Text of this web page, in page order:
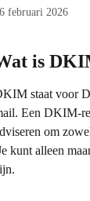
februari 2026
is
staat voor
Een DKIM-
om